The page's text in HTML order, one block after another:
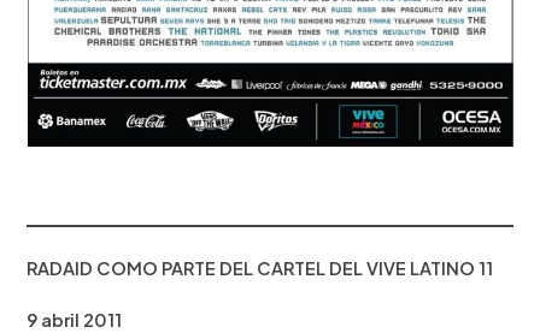
RADAID COMO PARTE DEL CARTEL DEL VIVE LATINO 11
9 abril 2011